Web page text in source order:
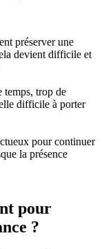
préserver une
devient difficile et
temps, trop de
difficile à porter
pour continuer
la présence
pour
?